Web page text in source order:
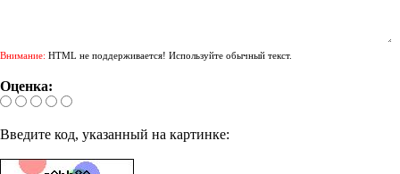
Внимание: HTML не поддерживается! Используйте обычный текст.
Оценка:
Введите код, указанный на картинке: